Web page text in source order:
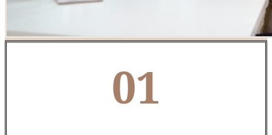
01